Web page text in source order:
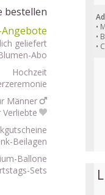
bestellen
geliefert
Abo
Hochzeit
Männer
Verliebte
Beilagen
Ballone
Sets
•
•
•